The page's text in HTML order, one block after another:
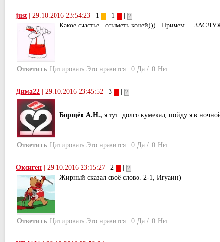
just 29.10.2016 23:54:23 | 1 | 1
Какое счастье...отыметь коней)))...Причем
Ответить Цитировать Это нравится: 0 Да / 0 Нет
Дима22 29.10.2016 23:45:52 | 3
Борщёв А.Н., я тут долго кумекал, пойду я в
Ответить Цитировать Это нравится: 0 Да / 0 Нет
Оксиген 29.10.2016 23:15:27 | 2
Жирный сказал своё слово. 2-1, Игуаин)
Ответить Цитировать Это нравится: 0 Да / 0 Нет